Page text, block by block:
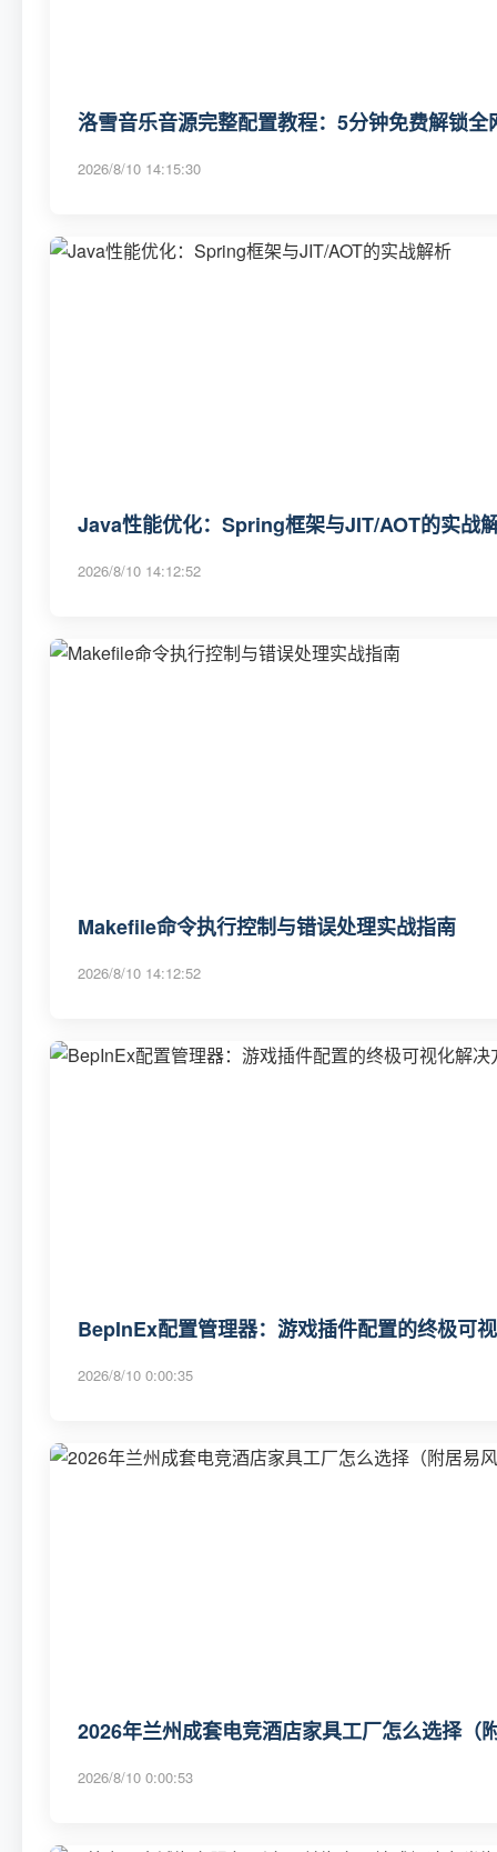
洛雪音乐音源完整配置教程：5分钟免费解锁全
2026/8/10 14:15:30
Java性能优化：Spring框架与JIT/AOT的实战
2026/8/10 14:12:52
Makefile命令执行控制与错误处理实战指南
2026/8/10 14:12:52
BepInEx配置管理器：游戏插件配置的终极可
2026/8/10 0:00:35
2026年兰州成套电竞酒店家具工厂怎么选择（
2026/8/10 0:00:53